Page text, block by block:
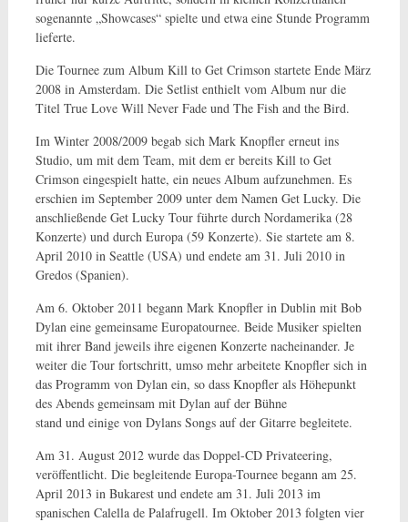
sogenannte „Showcases“ spielte und etwa eine Stunde Programm
lieferte.
Die Tournee zum Album Kill to Get Crimson startete Ende März
2008 in Amsterdam. Die Setlist enthielt vom Album nur die
Titel True Love Will Never Fade und The Fish and the Bird.
Im Winter 2008/2009 begab sich Mark Knopfler erneut ins
Studio, um mit dem Team, mit dem er bereits Kill to Get
Crimson eingespielt hatte, ein neues Album aufzunehmen. Es
erschien im September 2009 unter dem Namen Get Lucky. Die
anschließende Get Lucky Tour führte durch Nordamerika (28
Konzerte) und durch Europa (59 Konzerte). Sie startete am 8.
April 2010 in Seattle (USA) und endete am 31. Juli 2010 in
Gredos (Spanien).
Am 6. Oktober 2011 begann Mark Knopfler in Dublin mit Bob
Dylan eine gemeinsame Europatournee. Beide Musiker spielten
mit ihrer Band jeweils ihre eigenen Konzerte nacheinander. Je
weiter die Tour fortschritt, umso mehr arbeitete Knopfler sich in
das Programm von Dylan ein, so dass Knopfler als Höhepunkt
des Abends gemeinsam mit Dylan auf der Bühne
stand und einige von Dylans Songs auf der Gitarre begleitete.
Am 31. August 2012 wurde das Doppel-CD Privateering,
veröffentlicht. Die begleitende Europa-Tournee begann am 25.
April 2013 in Bukarest und endete am 31. Juli 2013 im
spanischen Calella de Palafrugell. Im Oktober 2013 folgten vier